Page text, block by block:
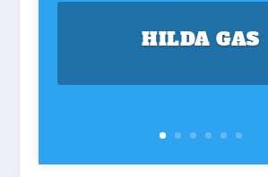
HILDA GAS